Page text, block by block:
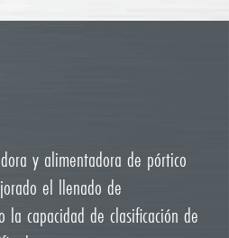
y alimentadora de pórtico
el llenado de
la capacidad de clasificación de